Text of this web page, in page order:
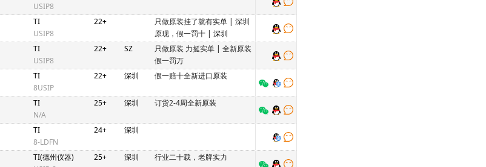
USIP8
TI
USIP8
22+ 只做原装挂了就有实单 | 深圳
原现，假一罚十 | 深圳
TI
USIP8
22+ SZ 只做原装 力挺实单 | 全新原装
假一罚万
TI
8USIP
22+ 深圳 假一赔十全新进口原装
TI
N/A
25+ 深圳 订货2-4周全新原装
TI
8-LDFN
24+ 深圳
TI(德州仪器)
25+ 深圳 行业二十载，老牌实力